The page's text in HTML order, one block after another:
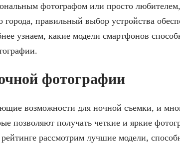
фотографом или просто любителем,
города, правильный выбор устройства
узнаем, какие модели смартфонов
фотографии
возможности для ночной съемки, и
позволяют получать четкие и яркие
рассмотрим лучшие модели,